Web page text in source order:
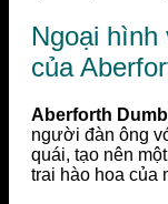
Ngoại
của
Aberforth
người đàn ông
quái, tạo nên
trai hào hoa của